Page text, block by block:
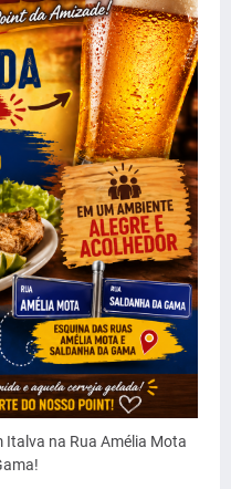
Italva na Rua Amélia Mota